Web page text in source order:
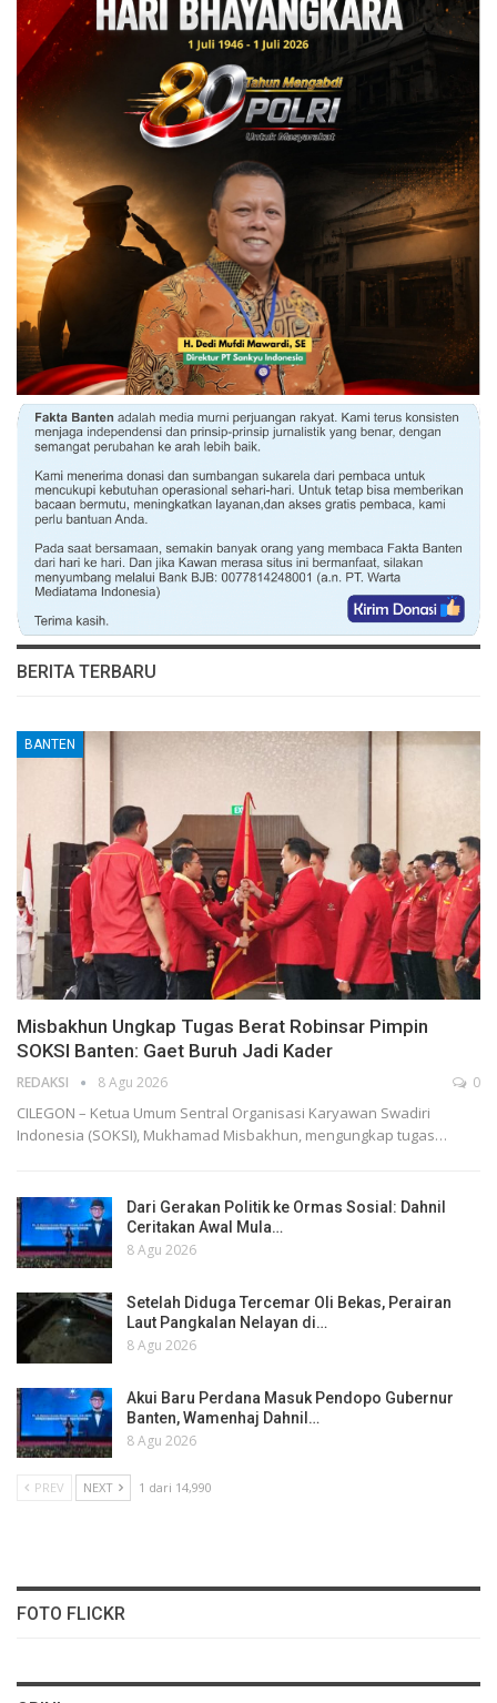
BERITA TERBARU
BANTEN
Misbakhun Ungkap Tugas Berat Robinsar Pimpin
SOKSI Banten: Gaet Buruh Jadi Kader
REDAKSI 8 Agu 2026 0
CILEGON – Ketua Umum Sentral Organisasi Karyawan Swadiri
Indonesia (SOKSI), Mukhamad Misbakhun, mengungkap tugas…
Dari Gerakan Politik ke Ormas Sosial: Dahnil
Ceritakan Awal Mula…
8 Agu 2026
Setelah Diduga Tercemar Oli Bekas, Perairan
Laut Pangkalan Nelayan di…
8 Agu 2026
Akui Baru Perdana Masuk Pendopo Gubernur
Banten, Wamenhaj Dahnil…
8 Agu 2026
PREV NEXT 1 dari 14,990
FOTO FLICKR